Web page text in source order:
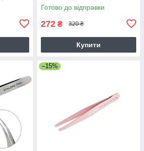
Готово до відправки
272 ₴ 320 ₴
Купити
–15%